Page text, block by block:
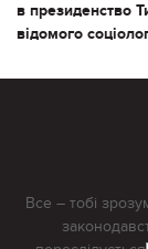
в президенство
відомого
Все – тобі